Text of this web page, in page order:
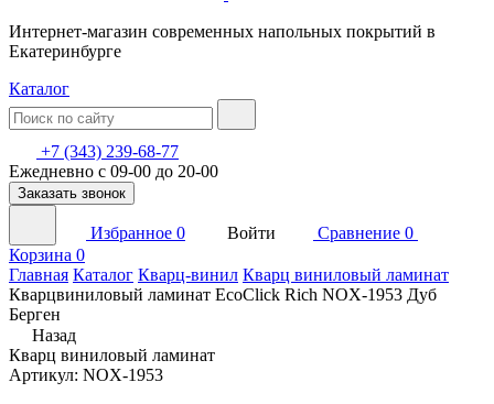
Интернет-магазин современных напольных покрытий в
Екатеринбурге
Каталог
+7 (343) 239-68-77
Ежедневно с 09-00 до 20-00
Заказать звонок
Избранное 0 Войти Сравнение 0
Корзина 0
Главная Каталог Кварц-винил Кварц виниловый ламинат
Кварцвиниловый ламинат EcoClick Rich NOX-1953 Дуб
Берген
Назад
Кварц виниловый ламинат
Артикул: NOX-1953